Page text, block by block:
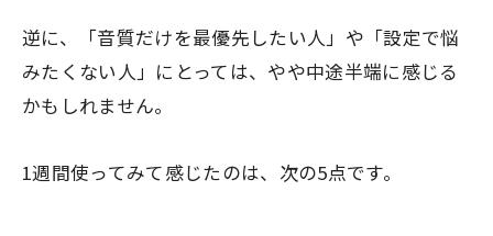
逆に、「音質だけを最優先したい人」や「設定で悩
みたくない人」にとっては、やや中途半端に感じる
かもしれません。
1週間使ってみて感じたのは、次の5点です。